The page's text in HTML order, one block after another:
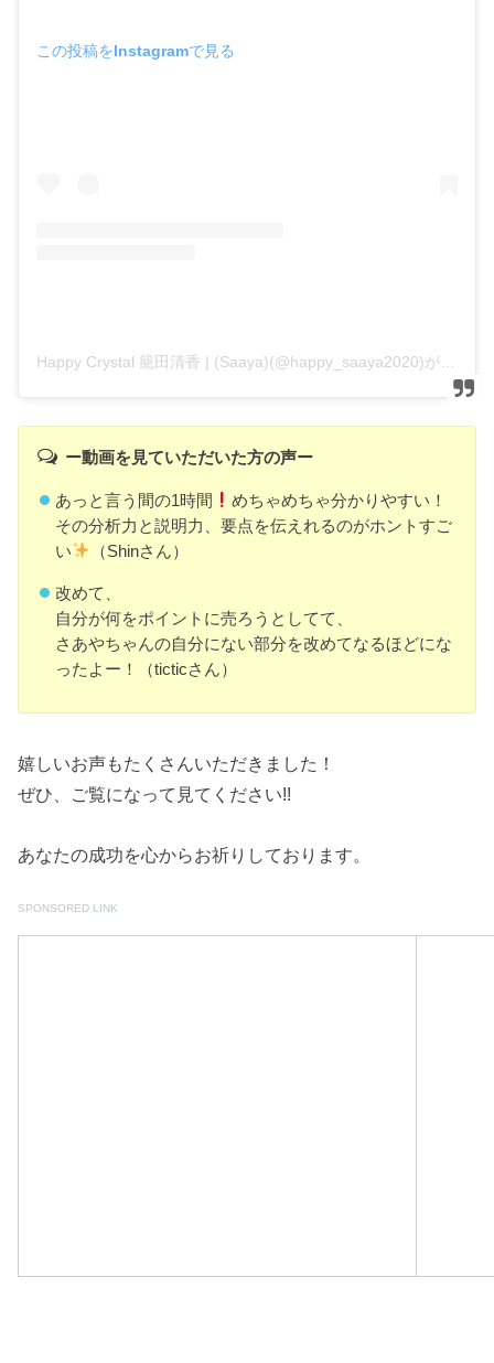
この投稿をInstagramで見る
ー動画を見ていただいた方の声ー
あっと言う間の1時間
めちゃめちゃ分かりやすい！
その分析力と説明力、要点を伝えれるのがホントすご
い
（Shinさん）
改めて、
自分が何をポイントに売ろうとしてて、
さあやちゃんの自分にない部分を改めてなるほどにな
ったよー！（ticticさん）
嬉しいお声もたくさんいただきました！
ぜひ、ご覧になって見てください!!
あなたの成功を心からお祈りしております。
SPONSORED LINK